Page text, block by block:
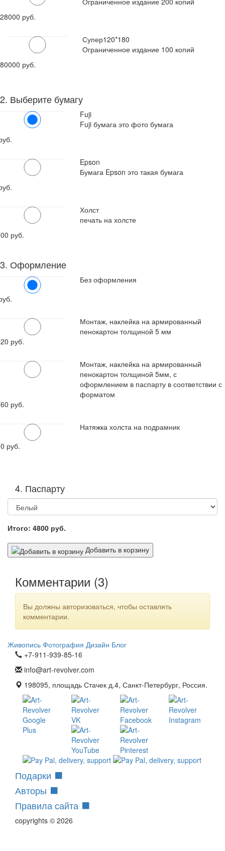
28000 руб.
Супер120*180
Ограниченное издание 100 копий
80000 руб.
2. Выберите бумагу
Fuji
Fuji бумага это фото бумага
Epson
Бумага Epson это такая бумага
Холст
печать на холсте
руб.
3. Оформление
Без оформления
Монтаж, наклейка на армированный
пенокартон толщиной 5 мм
руб.
Монтаж, наклейка на армированный
пенокартон толщиной 5мм, с
оформлением в паспарту в соответствии с
форматом
руб.
Натяжка холста на подрамник
руб.
4. Паспарту
Итого: 4800 руб.
Добавить в корзину
Комментарии (3)
Вы должны авторизоваться, чтобы оставлять
комментарии.
Живопись Фотография Дизайн Блог
+7-911-939-85-16
info@art-revolver.com
198095, площадь Стачек д.4, Санкт-Петербург, Россия.
Подарки
Авторы
Правила сайта
copyrights © 2026